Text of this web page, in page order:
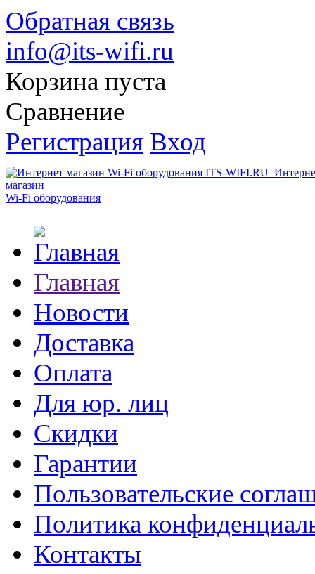
Обратная связь
info@its-wifi.ru
Корзина пуста
Сравнение
Регистрация Вход
магазин
Wi-Fi оборудования
Главная
Новости
Доставка
Оплата
Для юр. лиц
Скидки
Гарантии
Пользовательские
Политика
Контакты